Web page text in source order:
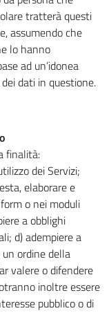
tratterà questi
assumendo che
lo hanno
ad un’idonea
dati in questione.
finalità:
dei Servizi;
elaborare e
o nei moduli
a obblighi
d) adempiere a
ordine della
valere o difendere
inoltre essere
pubblico o di